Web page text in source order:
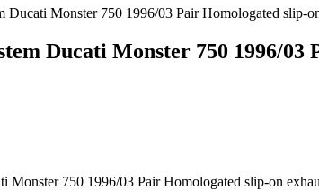
Ducati Monster 750 1996/03 Pair Homologated slip-
Ducati Monster 750 1996/
Monster 750 1996/03 Pair Homologated slip-on